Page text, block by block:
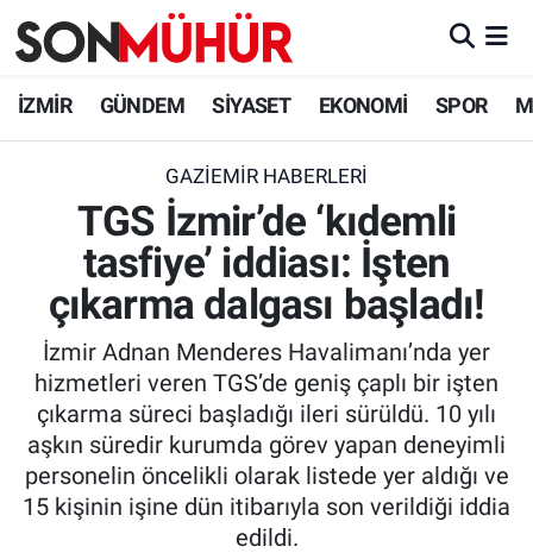
İZMİR GÜNDEM SİYASET EKONOMİ SPOR
GAZIEMIR HABERLERI
TGS İzmir’de ‘kıdemli
tasfiye’ iddiası: İşten
çıkarma dalgası başladı!
İzmir Adnan Menderes Havalimanı’nda yer
hizmetleri veren TGS’de geniş çaplı bir işten
çıkarma süreci başladığı ileri sürüldü. 10 yılı
aşkın süredir kurumda görev yapan deneyimli
personelin öncelikli olarak listede yer aldığı ve
15 kişinin işine dün itibarıyla son verildiği iddia
edildi.
İzmir Nöbetçi Eczaneler
İzmir Namaz Vakitleri
İzmir Trafik Yoğunluk Haritası
Süper Lig Puan Durumu ve Fikstür
Tüm Manşetler
Son Dakika Haberleri
Haber Arşivi